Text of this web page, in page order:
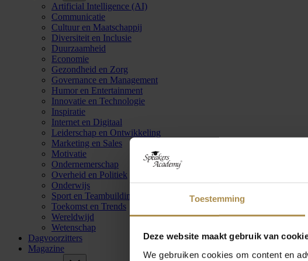
Toestemming
Deze website maakt gebruik van
We gebruiken cookies om content en
Artificial Intelligence (AI)
Communicatie
Cultuur en Maatschappij
Diversiteit en Inclusie
Duurzaamheid
Economie
Gezondheid en Zorg
Governance en Management
Humor en Entertainment
Innovatie en Technologie
Inspiratie
Internet en Digitaal
Leiderschap en Ontwikkeling
Marketing en Sales
Motivatie
Ondernemerschap
Overheid en Politiek
Onderwijs
Sport en Teambuilding
Toekomst en Trends
Wereldwijd
Wetenschap
Dagvoorzitters
Magazine